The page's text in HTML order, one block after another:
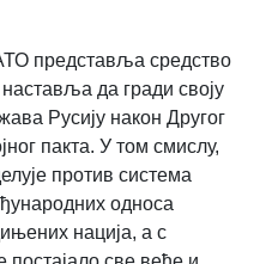
представља средство
да гради своју
Русију након Другог
пакта. У том смислу,
против система
односа
нација, а с